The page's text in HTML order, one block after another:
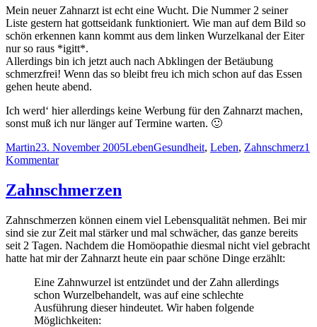
Mein neuer Zahnarzt ist echt eine Wucht. Die Nummer 2 seiner
Liste gestern hat gottseidank funktioniert. Wie man auf dem Bild so
schön erkennen kann kommt aus dem linken Wurzelkanal der Eiter
nur so raus *igitt*.
Allerdings bin ich jetzt auch nach Abklingen der Betäubung
schmerzfrei! Wenn das so bleibt freu ich mich schon auf das Essen
gehen heute abend.
Ich werd‘ hier allerdings keine Werbung für den Zahnarzt machen,
sonst muß ich nur länger auf Termine warten. 🙂
Autor
MartinVeröffentlicht
am
23. November 2005Kategorien
LebenSchlagwörter
Gesundheit, Leben, Zahnschmerz1
Kommentarzu
die
zweite…
Zahnschmerzen
Zahnschmerzen können einem viel Lebensqualität nehmen. Bei mir
sind sie zur Zeit mal stärker und mal schwächer, das ganze bereits
seit 2 Tagen. Nachdem die Homöopathie diesmal nicht viel gebracht
hatte hat mir der Zahnarzt heute ein paar schöne Dinge erzählt:
Eine Zahnwurzel ist entzündet und der Zahn allerdings
schon Wurzelbehandelt, was auf eine schlechte
Ausführung dieser hindeutet. Wir haben folgende
Möglichkeiten: